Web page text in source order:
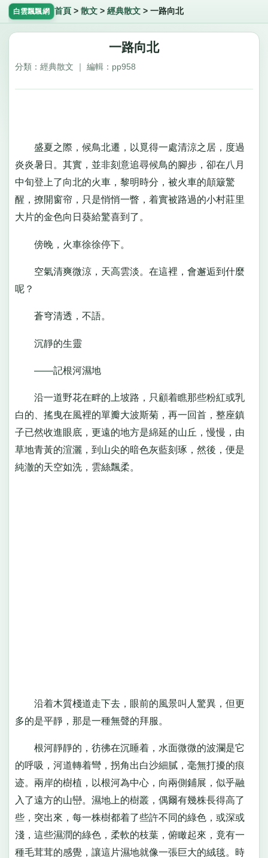
白雲飄飄網 首頁 > 散文> 經典散文> 一路向北
一路向北
分類：經典散文 ｜ 編輯：pp958
盛夏之際，候鳥北遷，以覓得一處清涼之居，度過
炎炎暑日。其實，並非刻意追尋候鳥的腳步，卻在八月
中旬登上了向北的火車，黎明時分，被火車的顛簸驚
醒，撩開窗帘，只是悄悄一瞥，着實被路過的小村莊里
大片的金色向日葵給驚喜到了。
傍晚，火車徐徐停下。
空氣清爽微涼，天高雲淡。在這裡，會邂逅到什麼
呢？
蒼穹清透，不語。
沉靜的生靈
——記根河濕地
沿一道野花在畔的上坡路，只顧着瞧那些粉紅或乳
白的、搖曳在風裡的單瓣大波斯菊，再一回首，整座鎮
子已然收進眼底，更遠的地方是綿延的山丘，慢慢，由
草地青黃的渲灑，到山尖的暗色灰藍刻琢，然後，便是
純澈的天空如洗，雲絲飄柔。
沿着木質棧道走下去，眼前的風景叫人驚異，但更
多的是平靜，那是一種無聲的拜服。
根河靜靜的，彷彿在沉睡着，水面微微的波瀾是它
的呼吸，河道轉着彎，拐角出白沙細膩，毫無打擾的痕
迹。兩岸的樹植，以根河為中心，向兩側鋪展，似乎融
入了遠方的山巒。濕地上的樹叢，偶爾有幾株長得高了
些，突出來，每一株樹都着了些許不同的綠色，或深或
淺，這些濕潤的綠色，柔軟的枝葉，俯瞰起來，竟有一
種毛茸茸的感覺，讓這片濕地就像一張巨大的絨毯。時